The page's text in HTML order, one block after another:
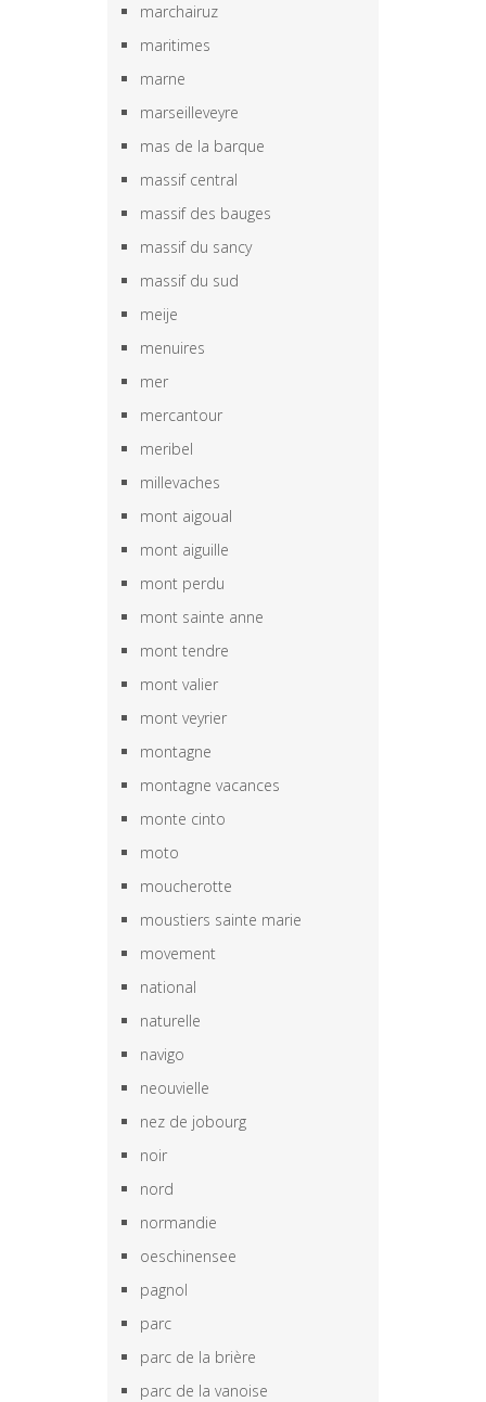
marchairuz
maritimes
marne
marseilleveyre
mas de la barque
massif central
massif des bauges
massif du sancy
massif du sud
meije
menuires
mer
mercantour
meribel
millevaches
mont aigoual
mont aiguille
mont perdu
mont sainte anne
mont tendre
mont valier
mont veyrier
montagne
montagne vacances
monte cinto
moto
moucherotte
moustiers sainte marie
movement
national
naturelle
navigo
neouvielle
nez de jobourg
noir
nord
normandie
oeschinensee
pagnol
parc
parc de la brière
parc de la vanoise